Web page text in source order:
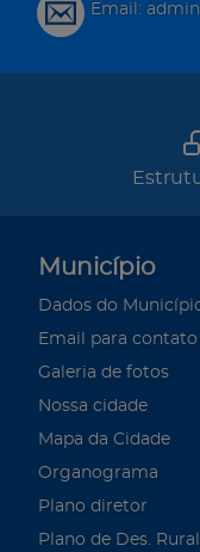
Email:
Município
Dados do
Email para contato
Galeria de fotos
Nossa cidade
Mapa da Cidade
Organograma
Plano diretor
Plano de Des. Rural